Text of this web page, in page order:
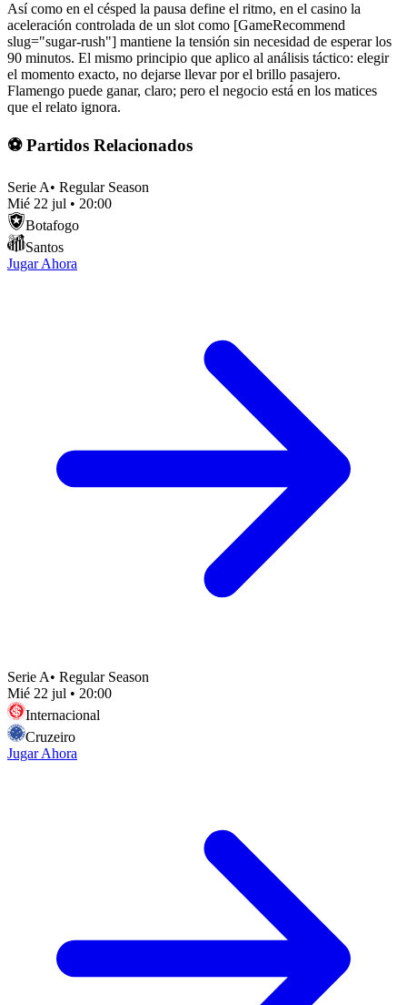
Así como en el césped la pausa define el ritmo, en el casino la
aceleración controlada de un slot como [GameRecommend
slug="sugar-rush"] mantiene la tensión sin necesidad de esperar los
90 minutos. El mismo principio que aplico al análisis táctico: elegir
el momento exacto, no dejarse llevar por el brillo pasajero.
Flamengo puede ganar, claro; pero el negocio está en los matices
que el relato ignora.
⚽ Partidos Relacionados
Serie A• Regular Season
Mié 22 jul • 20:00
Botafogo
Santos
Jugar Ahora
Serie A• Regular Season
Mié 22 jul • 20:00
Internacional
Cruzeiro
Jugar Ahora